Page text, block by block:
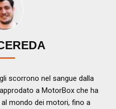
scorrono nel sangue dalla
a MotorBox che ha
mondo dei motori, fino a